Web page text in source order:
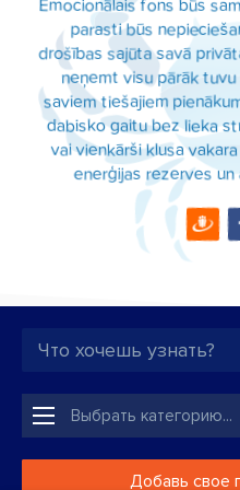
Emocionālais fons būs
parasti būs
drošības sajūta savā
neņemt visu pārāk
saviem tiešajiem
dabisko gaitu bez lieka
vai vienkārši klusa
enerģijas rezerves
Добавь свое